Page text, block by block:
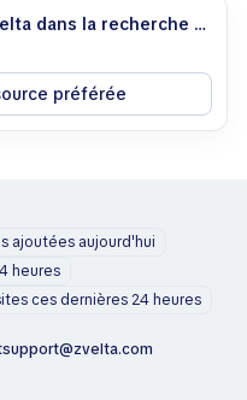
Voir plus de contenus zvelta dans la recherche Google
préférée
ajoutées aujourd'hui
heures
ces dernières 24 heures
support@zvelta.com